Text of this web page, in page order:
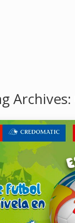
Archives: